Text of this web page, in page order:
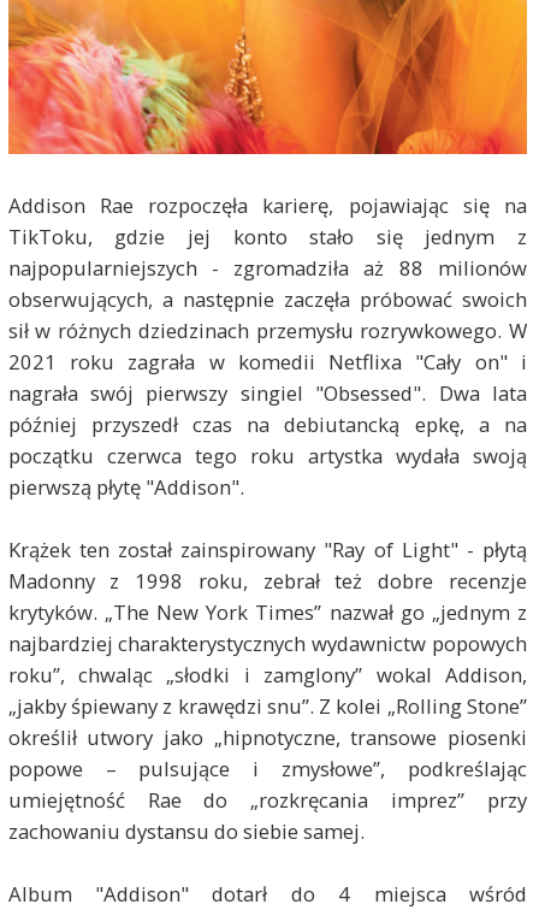
Addison Rae rozpoczęła karierę, pojawiając się na
TikToku, gdzie jej konto stało się jednym z
najpopularniejszych - zgromadziła aż 88 milionów
obserwujących, a następnie zaczęła próbować swoich
sił w różnych dziedzinach przemysłu rozrywkowego. W
2021 roku zagrała w komedii Netflixa "Cały on" i
nagrała swój pierwszy singiel "Obsessed". Dwa lata
później przyszedł czas na debiutancką epkę, a na
początku czerwca tego roku artystka wydała swoją
pierwszą płytę "Addison".
Krążek ten został zainspirowany "Ray of Light" - płytą
Madonny z 1998 roku, zebrał też dobre recenzje
krytyków. „The New York Times” nazwał go „jednym z
najbardziej charakterystycznych wydawnictw popowych
roku”, chwaląc „słodki i zamglony” wokal Addison,
„jakby śpiewany z krawędzi snu”. Z kolei „Rolling Stone”
określił utwory jako „hipnotyczne, transowe piosenki
popowe – pulsujące i zmysłowe”, podkreślając
umiejętność Rae do „rozkręcania imprez” przy
zachowaniu dystansu do siebie samej.
Album "Addison" dotarł do 4 miejsca wśród